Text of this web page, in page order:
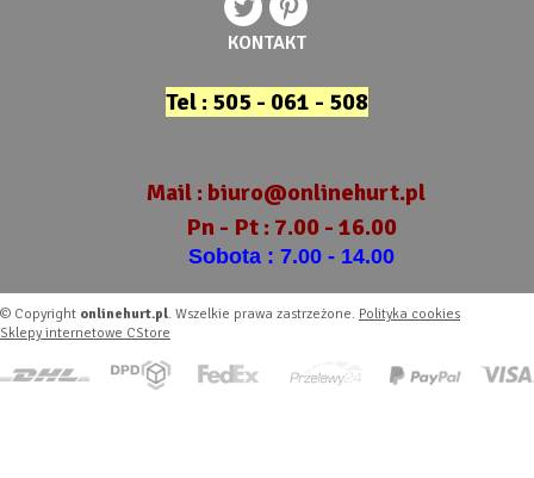
KONTAKT
Tel : 505 - 061 - 508
Mail : biuro@onlinehurt.pl
Pn - Pt : 7.00 - 16.00
Sobota : 7.00 - 14.00
© Copyright onlinehurt.pl. Wszelkie prawa zastrzeżone. Polityka cookies
Sklepy internetowe CStore